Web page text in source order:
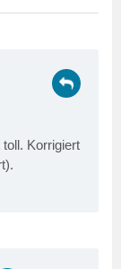
Korrigiert